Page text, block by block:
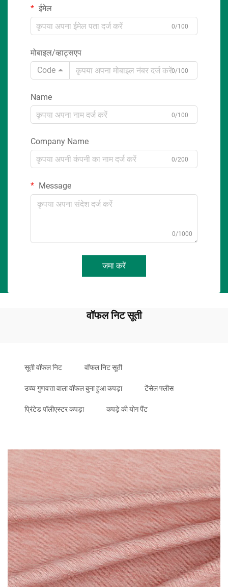
ईमेल
0/100
मोबाइल/व्हाट्सएप
Code
0/100
Name
0/100
Company Name
0/200
Message
0/1000
जमा करें
वॉफल निट सूती
सूती वॉफल निट वॉफल निट सूती
उच्च गुणवत्ता वाला वॉफल बुना हुआ कपड़ा टेंसेल फ्लीस
प्रिंटेड पॉलीएस्टर कपड़ा कपड़े की योग पैंट